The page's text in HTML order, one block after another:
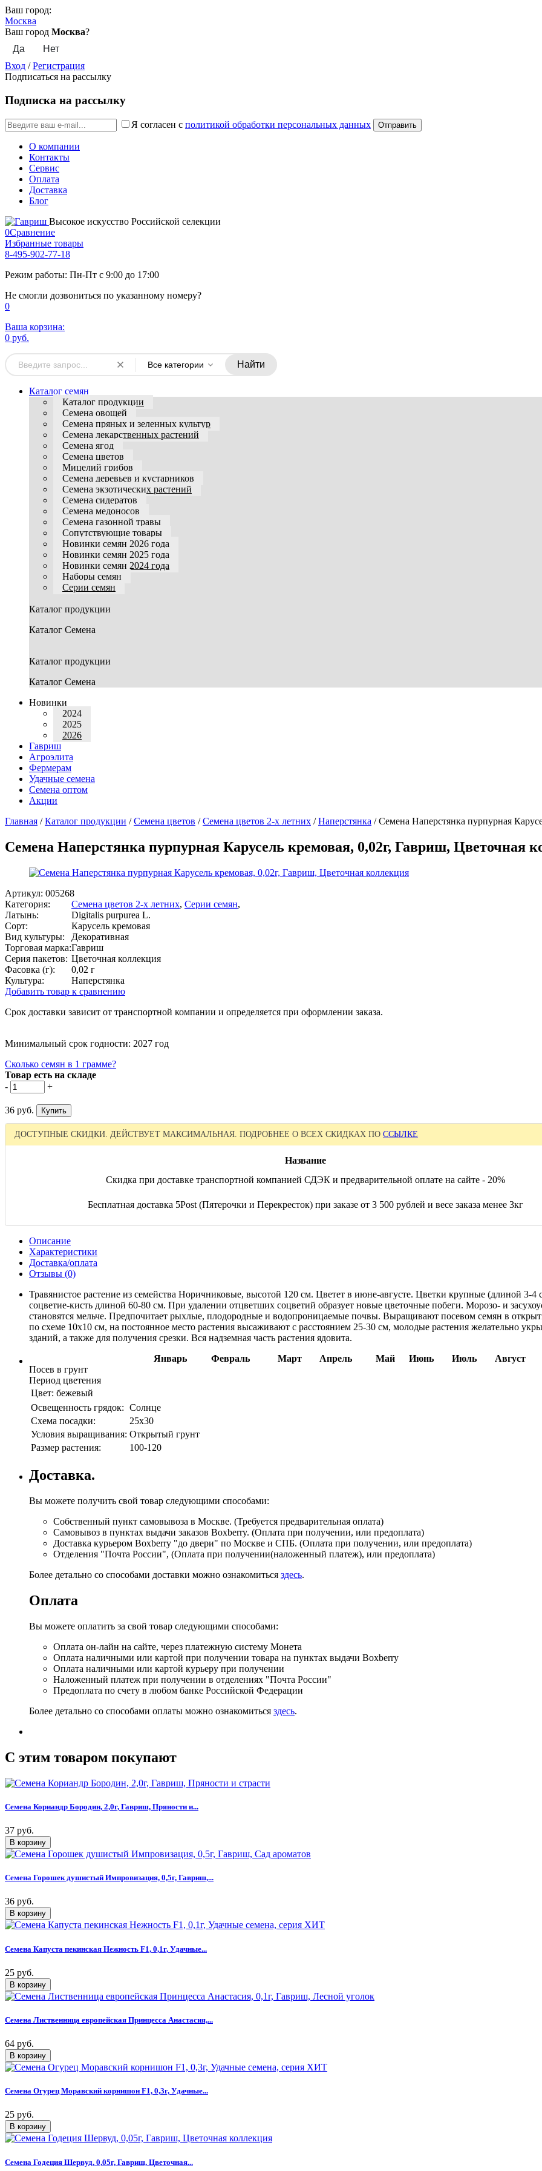
Ваш город:
Москва
Ваш город Москва?
Вход /Регистрация
Подписаться на рассылку
Подписка на рассылку
Я согласен с политикой обработки персональных данных
О компании
Контакты
Сервис
Оплата
Доставка
Блог
Высокое искусство Российской селекции
0Сравнение
Избранные товары
8-495-902-77-18
Режим работы: Пн-Пт с 9:00 до 17:00
Не смогли дозвониться по указанному номеру?
0
Ваша корзина:
0 руб.
Все категории Найти
Каталог семян
Каталог продукции
Семена овощей
Семена пряных и зеленных культур
Семена лекарственных растений
Семена ягод
Семена цветов
Мицелий грибов
Семена деревьев и кустарников
Семена экзотических растений
Семена сидератов
Семена медоносов
Семена газонной травы
Сопутствующие товары
Новинки семян 2026 года
Новинки семян 2025 года
Новинки семян 2024 года
Наборы семян
Серии семян
Каталог продукции
Каталог Семена
Каталог продукции
Каталог Семена
Новинки
2024
2025
2026
Гавриш
Агроэлита
Фермерам
Удачные семена
Семена оптом
Акции
Главная /Каталог продукции /Семена цветов /Семена цветов 2-х летних /Наперстянка /Семена Наперстянка пурпурная
Семена Наперстянка пурпурная Карусель кремовая, 0,02г, Гавриш, Цветочная
Артикул: 005268
Категория:
Семена цветов 2-х летних, Серии семян,
Латынь:
Digitalis purpurea L.
Сорт:
Карусель кремовая
Вид культуры:
Декоративная
Торговая марка:Гавриш
Серия пакетов: Цветочная коллекция
Фасовка (г):
0,02 г
Культура:
Наперстянка
Добавить товар к сравнению
Срок доставки зависит от транспортной компании и определяется при оформлении заказа.
Минимальный срок годности: 2027 год
Сколько семян в 1 грамме?
Товар есть на складе
-
+
36 руб.
ДОСТУПНЫЕ СКИДКИ. ДЕЙСТВУЕТ МАКСИМАЛЬНАЯ. ПОДРОБНЕЕ О ВСЕХ СКИДКАХ ПО ССЫЛКЕ
Название
Скидка при доставке транспортной компанией СДЭК и предварительной оплате на сайте - 20%
Бесплатная доставка 5Post (Пятерочки и Перекресток) при заказе от 3 500 рублей и весе заказа менее 3кг
Описание
Характеристики
Доставка/оплата
Отзывы (0)
Травянистое растение из семейства Норичниковые, высотой 120 см. Цветет в июне-августе. Цветки крупные (длиной 3-
соцветие-кисть длиной 60-80 см. При удалении отцветших соцветий образует новые цветочные побеги. Морозо- и
становятся мельче. Предпочитает рыхлые, плодородные и водопроницаемые почвы. Выращивают посевом семян в
по схеме 10х10 см, на постоянное место растения высаживают с расстоянием 25-30 см, молодые растения желательно
зданий, а также для получения срезки. Вся надземная часть растения ядовита.
Январь
Февраль Март Апрель Май Июнь Июль Август
Посев в грунт
Период цветения
Цвет: бежевый
Освещенность грядок: Солнце
Схема посадки:
25х30
Условия выращивания: Открытый грунт
Размер растения:
100-120
Доставка.
Вы можете получить свой товар следующими способами:
Собственный пункт самовывоза в Москве. (Требуется предварительная оплата)
Самовывоз в пунктах выдачи заказов Boxberry. (Оплата при получении, или предоплата)
Доставка курьером Boxberry "до двери" по Москве и СПБ. (Оплата при получении, или предоплата)
Отделения "Почта России", (Оплата при получении(наложенный платеж), или предоплата)
Более детально со способами доставки можно ознакомиться здесь.
Оплата
Вы можете оплатить за свой товар следующими способами:
Оплата он-лайн на сайте, через платежную систему Монета
Оплата наличными или картой при получении товара на пунктах выдачи Boxberry
Оплата наличными или картой курьеру при получении
Наложенный платеж при получении в отделениях "Почта России"
Предоплата по счету в любом банке Российской Федерации
Более детально со способами оплаты можно ознакомиться здесь.
C этим товаром покупают
Семена Кориандр Бородин, 2,0г, Гавриш, Пряности и...
37 руб.
Семена Горошек душистый Импровизация, 0,5г, Гавриш,...
36 руб.
Семена Капуста пекинская Нежность F1, 0,1г, Удачные...
25 руб.
Семена Лиственница европейская Принцесса Анастасия,...
64 руб.
Семена Огурец Моравский корнишон F1, 0,3г, Удачные...
25 руб.
Семена Годеция Шервуд, 0,05г, Гавриш, Цветочная...